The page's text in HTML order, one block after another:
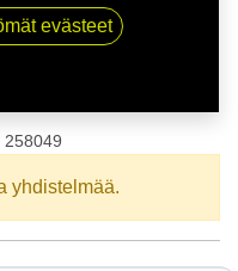
NA-
258049
yhdistelmää.
evästeet